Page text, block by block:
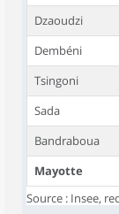
Dzaoudzi
Dembéni
Tsingoni
Sada
Bandraboua
Mayotte
Source : Insee,